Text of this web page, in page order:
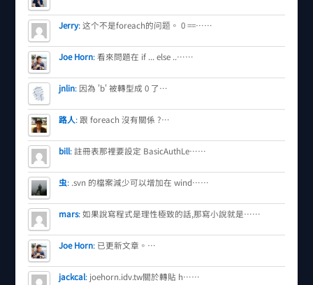
Jerry:这个不是foreach的问题。 0 ==……
Joe Horn:看來問題在 if ... else ..……
jnlin: 因為 'b' 被轉型成 0 了…
路人: 跟 foreach 沒有關係 ?…
bill:註冊表那裡要設定 BasicAuthLe……
虫: .svn 的檔案減少可以增加在 wind……
mars:如果說寫程式是理性極致的話,那寫小說就是……
Joe Horn: 已更新文章。…
jackcal: joehorn.idv.tw關於轉貼 h……